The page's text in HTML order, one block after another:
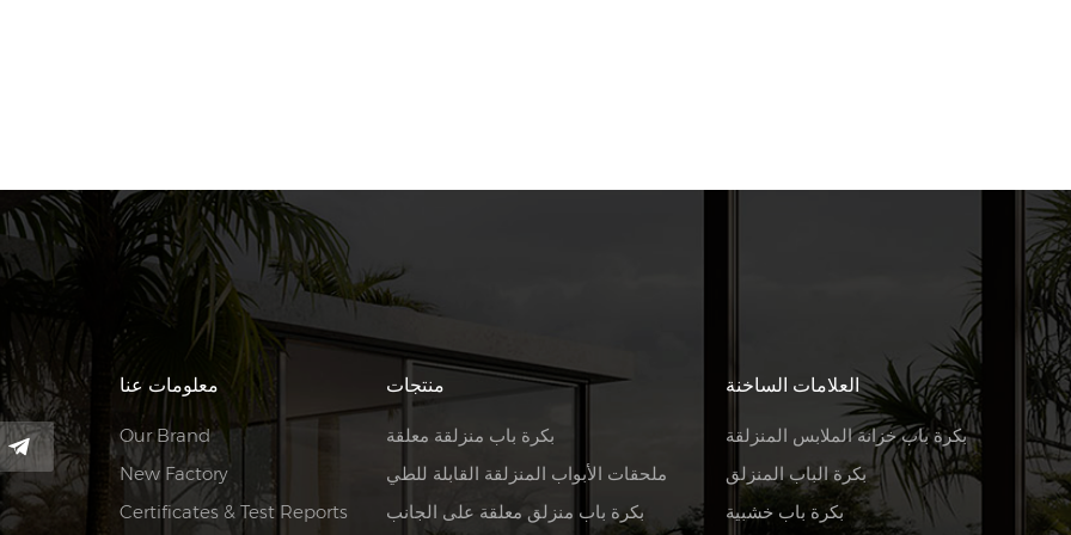
معلومات عنا
Our Brand
New Factory
Certificates & Test Reports
منتجات
بكرة باب منزلقة معلقة
ملحقات الأبواب المنزلقة القابلة للطي
بكرة باب منزلق معلقة على الجانب
العلامات الساخنة
بكرة باب خزانة الملابس المنزلقة
بكرة الباب المنزلق
بكرة باب خشبية